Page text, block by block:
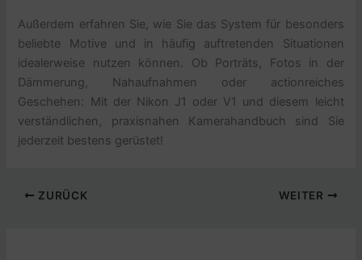
Außerdem erfahren Sie, wie Sie das System für besonders
beliebte Motive und in häufig auftretenden Situationen
idealerweise nutzen können. Ob Porträts, Fotos in der
Dämmerung, Nahaufnahmen oder actionreiches
Geschehen: Mit der Nikon J1 oder V1 und diesem leicht
verständlichen, praxisnahen Kamerahandbuch sind Sie
jederzeit bestens gerüstet!
ZURÜCK WEITER